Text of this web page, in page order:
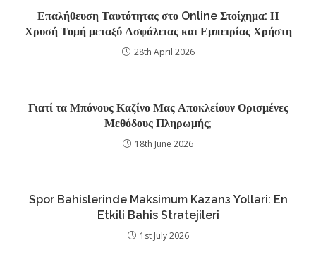
Επαλήθευση Ταυτότητας στο Online Στοίχημα: Η
Χρυσή Τομή μεταξύ Ασφάλειας και Εμπειρίας Χρήστη
28th April 2026
Γιατί τα Μπόνους Καζίνο Μας Αποκλείουν Ορισμένες
Μεθόδους Πληρωμής;
18th June 2026
Spor Bahislerinde Maksimum Kazanз Yollari: En
Etkili Bahis Stratejileri
1st July 2026